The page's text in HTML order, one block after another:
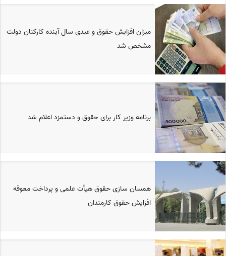
میزان افزایش حقوق و عیدی سال آینده کارکنان دولت
مشخص شد
برنامه وزیر کار برای حقوق و دستمزد اعلام شد
همسان سازی حقوق هیأت علمی و پرداخت معوقه
افزایش حقوق کارمندان